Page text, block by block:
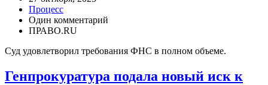
Процесс
Один комментарий
ПРАВО.RU
Суд удовлетворил требования ФНС в полном объеме.
Генпрокуратура подала новый иск к